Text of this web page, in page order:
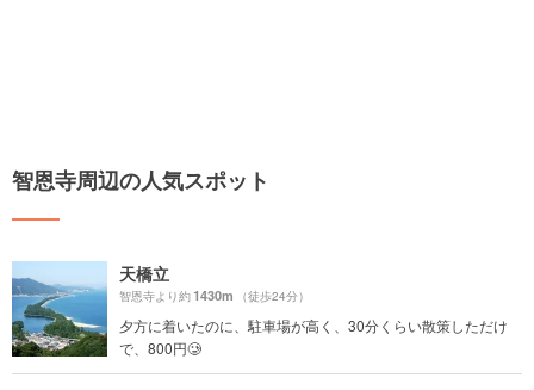
智恩寺周辺の人気スポット
天橋立
智恩寺より約1430m （徒歩24分）
夕方に着いたのに、駐車場が高く、30分くらい散策しただけ
で、800円🥲